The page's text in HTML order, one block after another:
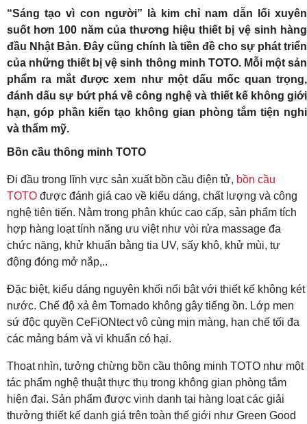
“Sáng tạo vì con người” là kim chỉ nam dẫn lối xuyên
suốt hơn 100 năm của thương hiệu thiết bị vệ sinh hàng
đầu Nhật Bản. Đây cũng chính là tiền đề cho sự phát triển
của những thiết bị vệ sinh thông minh TOTO. Mỗi một sản
phẩm ra mắt được xem như một dấu mốc quan trọng,
đánh dấu sự bứt phá về công nghệ và thiết kế không giới
hạn, góp phần kiến tạo không gian phòng tắm tiện nghi
và thẩm mỹ.
Bồn cầu thông minh TOTO
Đi đầu trong lĩnh vực sản xuất bồn cầu điện tử, bồn cầu
TOTO được đánh giá cao về kiểu dáng, chất lượng và công
nghệ tiên tiến. Nằm trong phân khúc cao cấp, sản phẩm tích
hợp hàng loạt tính năng ưu việt như vòi rửa massage đa
chức năng, khử khuẩn bằng tia UV, sấy khô, khử mùi, tự
động đóng mở nắp,..
Đặc biệt, kiểu dáng nguyên khối nổi bật với thiết kế không két
nước. Chế độ xả êm Tornado không gây tiếng ồn. Lớp men
sứ độc quyền CeFiONtect vô cùng mịn màng, hạn chế tối đa
các mảng bám và vi khuẩn có hại.
Thoạt nhìn, tưởng chừng bồn cầu thông minh TOTO như một
tác phẩm nghệ thuật thực thụ trong không gian phòng tắm
hiện đại. Sản phẩm được vinh danh tại hàng loạt các giải
thưởng thiết kế danh giá trên toàn thế giới như Green Good